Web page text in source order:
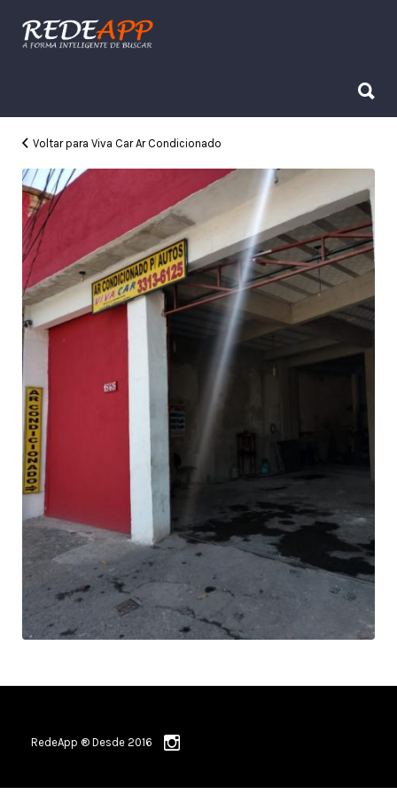
Procurar:
Voltar para Viva Car Ar Condicionado
RedeApp ® Desde 2016